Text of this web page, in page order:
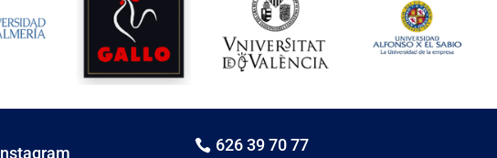
 626 39 70 77